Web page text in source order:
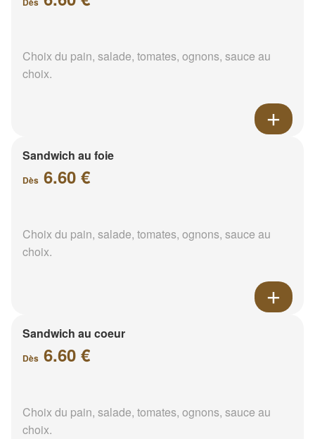
Choix du pain, salade, tomates, ognons, sauce au
choix.
Sandwich au foie
Dès 6.60 €
Choix du pain, salade, tomates, ognons, sauce au
choix.
Sandwich au coeur
Dès 6.60 €
Choix du pain, salade, tomates, ognons, sauce au
choix.